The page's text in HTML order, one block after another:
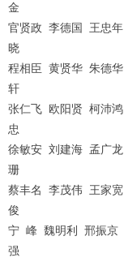
金
官贤政 李德国 王忠年
晓
程相臣
黄贤华 朱德华
轩
张仁飞
欧阳贤 柯沛鸿
忠
徐敏安 刘建海 孟广龙
珊
蔡丰名
李茂伟 王家宽
俊
宁 峰 魏明利 邢振京
强